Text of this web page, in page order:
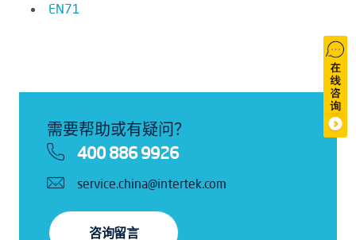
EN71
需要帮助或有疑问？
400 886 9926
service.china@intertek.com
咨询留言